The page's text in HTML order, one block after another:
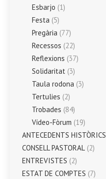
Esbarjo (1)
Festa (5)
Pregària (77)
Recessos (22)
Reflexions (37)
Solidaritat (3)
Taula rodona (3)
Tertulies (2)
Trobades (84)
Vídeo-Fòrum (19)
ANTECEDENTS HISTÒRICS
CONSELL PASTORAL (2)
ENTREVISTES (2)
ESTAT DE COMPTES (7)